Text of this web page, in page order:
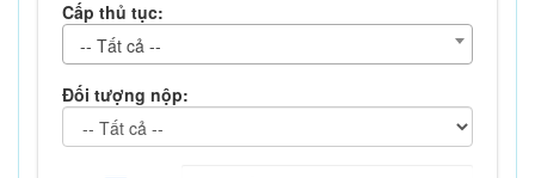
Cấp thủ tục:
-- Tất cả --
Đối tượng nộp: